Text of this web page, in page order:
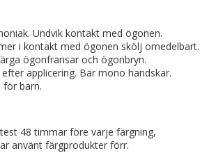
Undvik kontakt med ögonen.
i kontakt med ögonen skölj omedelbart.
ögonfransar och ögonbryn.
applicering. Bär mono handskar.
för barn.
48 timmar före varje färgning,
använt färgprodukter förr.